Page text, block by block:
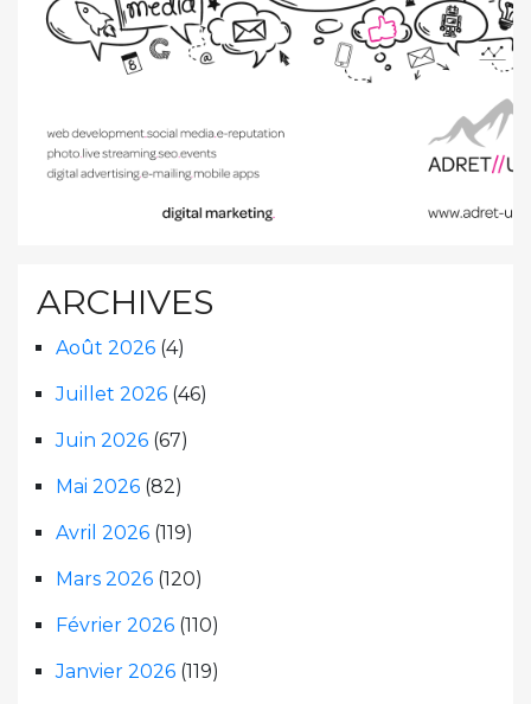
ARCHIVES
Août 2026 (4)
Juillet 2026 (46)
Juin 2026 (67)
Mai 2026 (82)
Avril 2026 (119)
Mars 2026 (120)
Février 2026 (110)
Janvier 2026 (119)